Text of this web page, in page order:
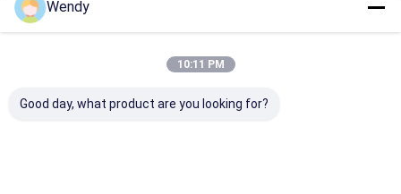
Wendy
10:11 PM
Good day, what product are you looking for?